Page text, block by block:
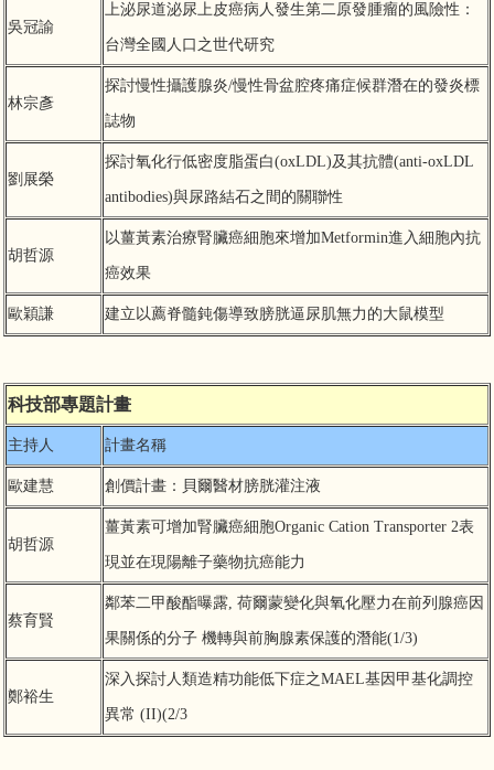
吳冠諭
上泌尿道泌尿上皮癌病人發生第二原發腫瘤的風險性：
台灣全國人口之世代研究
林宗彥
探討慢性攝護腺炎/慢性骨盆腔疼痛症候群潛在的發炎標
誌物
劉展榮
探討氧化行低密度脂蛋白(oxLDL)及其抗體(anti-oxLDL
antibodies)與尿路結石之間的關聯性
胡哲源
以薑黃素治療腎臟癌細胞來增加Metformin進入細胞內抗
癌效果
歐穎謙 建立以薦脊髓鈍傷導致膀胱逼尿肌無力的大鼠模型
科技部專題計畫
主持人 計畫名稱
歐建慧 創價計畫：貝爾醫材膀胱灌注液
胡哲源
薑黃素可增加腎臟癌細胞Organic Cation Transporter 2表
現並在現陽離子藥物抗癌能力
蔡育賢
鄰苯二甲酸酯曝露, 荷爾蒙變化與氧化壓力在前列腺癌因
果關係的分子 機轉與前胸腺素保護的潛能(1/3)
鄭裕生
深入探討人類造精功能低下症之MAEL基因甲基化調控
異常 (II)(2/3